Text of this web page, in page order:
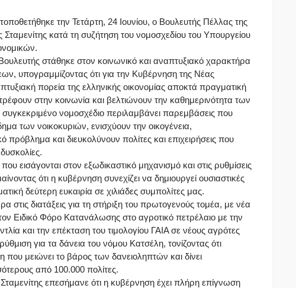
την Τετάρτη, 24 Ιουνίου, ο Βουλευτής Πέλλας της
κατά τη συζήτηση του νομοσχεδίου του Υπουργείου
στάθηκε στον κοινωνικό και αναπτυξιακό χαρακτήρα
υπογραμμίζοντας ότι για την Κυβέρνηση της Νέας
πορεία της ελληνικής οικονομίας αποκτά πραγματική
στην κοινωνία και βελτιώνουν την καθημερινότητα των
νομοσχέδιο περιλαμβάνει παρεμβάσεις που
των νοικοκυριών, ενισχύουν την οικογένεια,
πρόβλημα και διευκολύνουν πολίτες και επιχειρήσεις που
εισάγονται στον εξωδικαστικό μηχανισμό και στις ρυθμίσεις
ότι η κυβέρνηση συνεχίζει να δημιουργεί ουσιαστικές
δεύτερη ευκαιρία σε χιλιάδες συμπολίτες μας.
στις διατάξεις για τη στήριξη του πρωτογενούς τομέα, με νέα
Ειδικό Φόρο Κατανάλωσης στο αγροτικό πετρέλαιο με την
και την επέκταση του τιμολογίου ΓΑΙΑ σε νέους αγρότες
για τα δάνεια του νόμου Κατσέλη, τονίζοντας ότι
που μειώνει το βάρος των δανειοληπτών και δίνει
από 100.000 πολίτες.
επεσήμανε ότι η κυβέρνηση έχει πλήρη επίγνωση